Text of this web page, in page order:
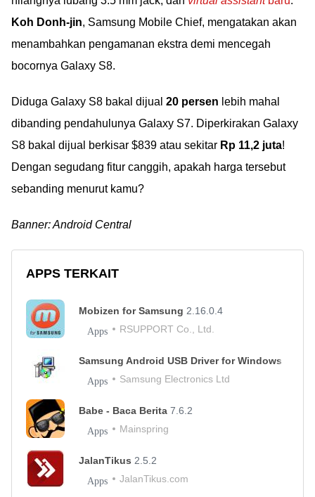
Koh Donh-jin, Samsung Mobile Chief, mengatakan akan
menambahkan pengamanan ekstra demi mencegah
bocornya Galaxy S8.
Diduga Galaxy S8 bakal dijual 20 persen lebih mahal
dibanding pendahulunya Galaxy S7. Diperkirakan Galaxy
S8 bakal dijual berkisar $839 atau sekitar Rp 11,2 juta!
Dengan segudang fitur canggih, apakah harga tersebut
sebanding menurut kamu?
Banner: Android Central
APPS TERKAIT
Mobizen for Samsung 2.16.0.4
Apps RSUPPORT Co., Ltd.
Samsung Android USB Driver for Windows
Apps Samsung Electronics Ltd
Babe - Baca Berita 7.6.2
Apps Mainspring
JalanTikus 2.5.2
Apps JalanTikus.com